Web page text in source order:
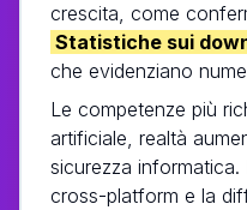
crescita, come
Statistiche sui
che evidenziano
Le competenze più
artificiale, realtà
sicurezza informatica.
cross-platform e la